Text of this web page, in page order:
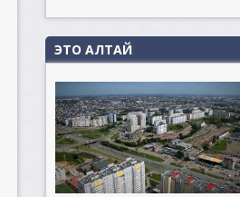
ЭТО АЛТАЙ